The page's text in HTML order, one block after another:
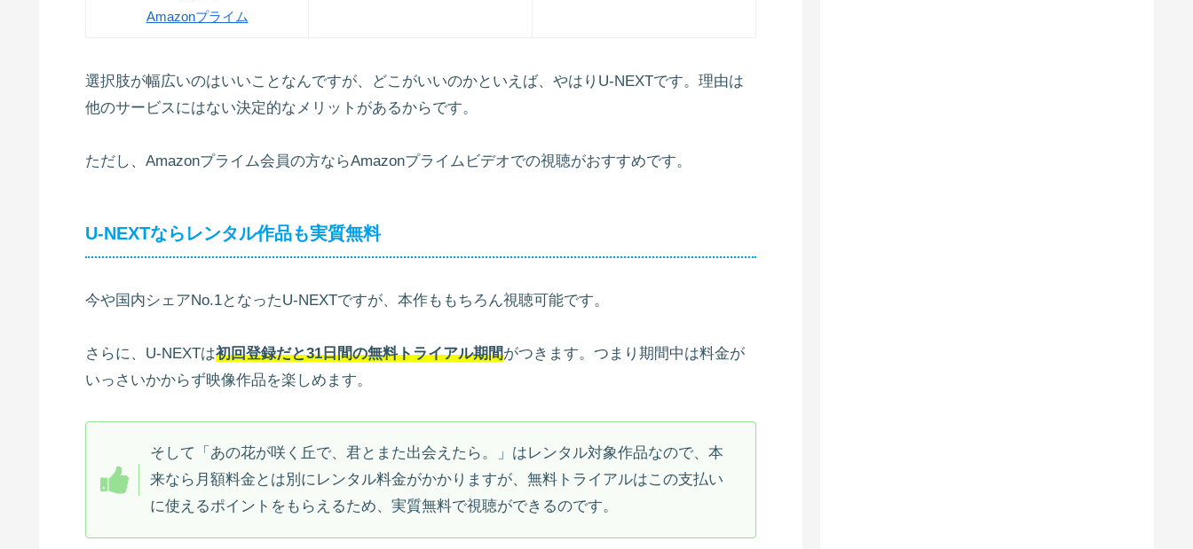
Amazonプライム
選択肢が幅広いのはいいことなんですが、どこがいいのかといえば、やはりU-NEXTです。理由は
他のサービスにはない決定的なメリットがあるからです。
ただし、Amazonプライム会員の方ならAmazonプライムビデオでの視聴がおすすめです。
U-NEXTならレンタル作品も実質無料
今や国内シェアNo.1となったU-NEXTですが、本作ももちろん視聴可能です。
さらに、U-NEXTは初回登録だと31日間の無料トライアル期間がつきます。つまり期間中は料金が
いっさいかからず映像作品を楽しめます。
そして「あの花が咲く丘で、君とまた出会えたら。」はレンタル対象作品なので、本
来なら月額料金とは別にレンタル料金がかかりますが、無料トライアルはこの支払い
に使えるポイントをもらえるため、実質無料で視聴ができるのです。